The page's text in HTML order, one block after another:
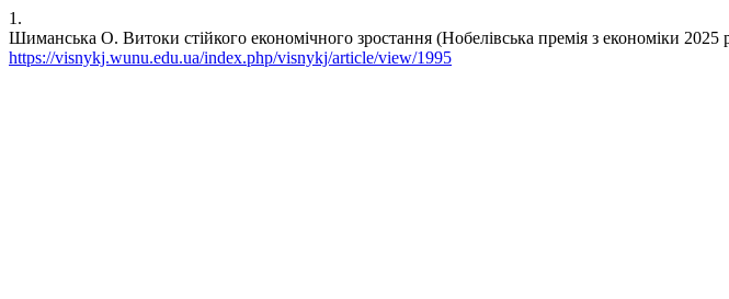
1.
Шиманська О. Витоки стійкого економічного зростання (Нобелівська премія з економіки
https://visnykj.wunu.edu.ua/index.php/visnykj/article/view/1995